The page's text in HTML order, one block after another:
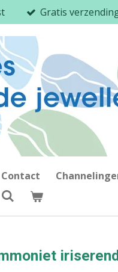
Gratis
Contact